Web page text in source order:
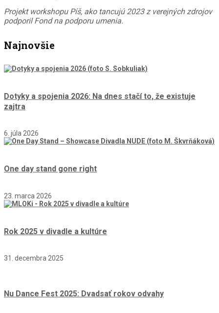
Projekt workshopu Píš, ako tancujú 2023 z verejných zdrojov
podporil Fond na podporu umenia.
Najnovšie
Dotyky a spojenia 2026: Na dnes stačí to, že existuje
zajtra
6. júla 2026
One day stand gone right
23. marca 2026
Rok 2025 v divadle a kultúre
31. decembra 2025
Nu Dance Fest 2025: Dvadsať rokov odvahy